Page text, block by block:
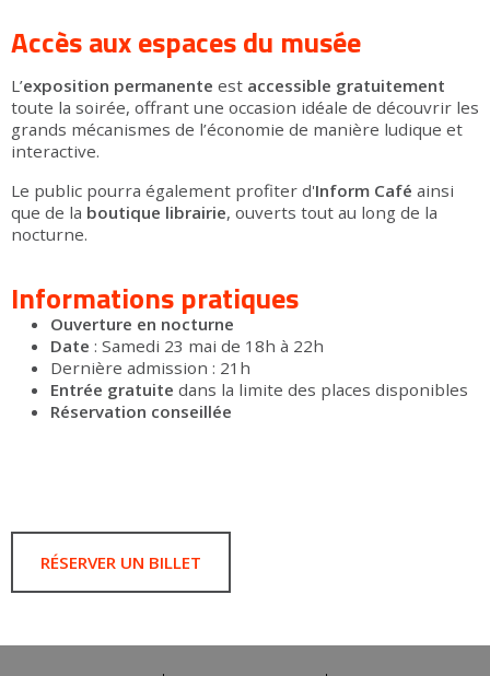
Accès aux espaces du musée
L’exposition permanente est accessible gratuitement
toute la soirée, offrant une occasion idéale de découvrir les
grands mécanismes de l’économie de manière ludique et
interactive.
Le public pourra également profiter d'Inform Café ainsi
que de la boutique librairie, ouverts tout au long de la
nocturne.
Informations pratiques
Ouverture en nocturne
Date : Samedi 23 mai de 18h à 22h
Dernière admission : 21h
Entrée gratuite dans la limite des places disponibles
Réservation conseillée
RÉSERVER UN BILLET